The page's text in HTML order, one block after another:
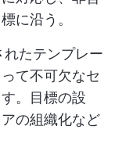
に沿う。
れたテンプレー
て不可欠なセ
。目標の設
の組織化など